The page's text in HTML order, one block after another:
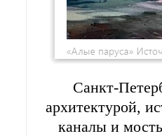
Санкт-
архитектурой,
каналы и